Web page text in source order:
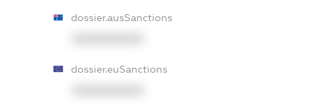
dossier.ausSanctions
dossier.euSanctions